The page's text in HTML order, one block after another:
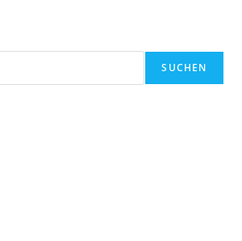
SUCHEN